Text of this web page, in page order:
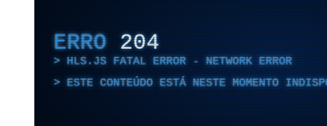
ERRO 204
HLS.JS FATAL ERROR - NETWORK ERROR
ESTE CONTEÚDO ESTÁ NESTE MOMENTO